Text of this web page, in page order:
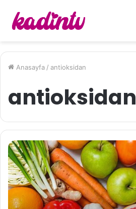
Anasayfa / antioksidan
antioksidan